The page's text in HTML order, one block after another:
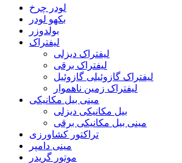
لودر چرخ
بکهو لودر
بولدوزر
لیفتراک
لیفتراک دیزلی
لیفتراک برقی
لیفتراک گازوئیلی گازوئیل
لیفتراک زمین ناهموار
مینی بیل مکانیکی
بیل مکانیکی دیزلی
مینی بیل مکانیکی برقی
تراکتور کشاورزی
مینی دامپر
موتور گریدر